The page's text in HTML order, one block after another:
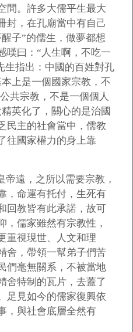
間。許多大儒平生最大
封，在孔廟當中有自己
子”的儒生，做夢都想
嘆曰：“人生啊，不吃一
生指出：中國的百姓對孔
上是一個國家宗教，不
共宗教，不是一個個人
英化了，關心的是治國
民主的社會當中，儒教
往國家權力的身上靠
遠，之所以需要宗教，
，命運有托付，生死有
回教皆有此承諾，故可
，儒家雖然有宗教性，
重視現世、人文和理
舍，帶領一幫弟子們苦
們毫無關系，不被當地
舍特制的瓦片，去蓋了
足見如今的儒家復興依
，與社會底層全然有